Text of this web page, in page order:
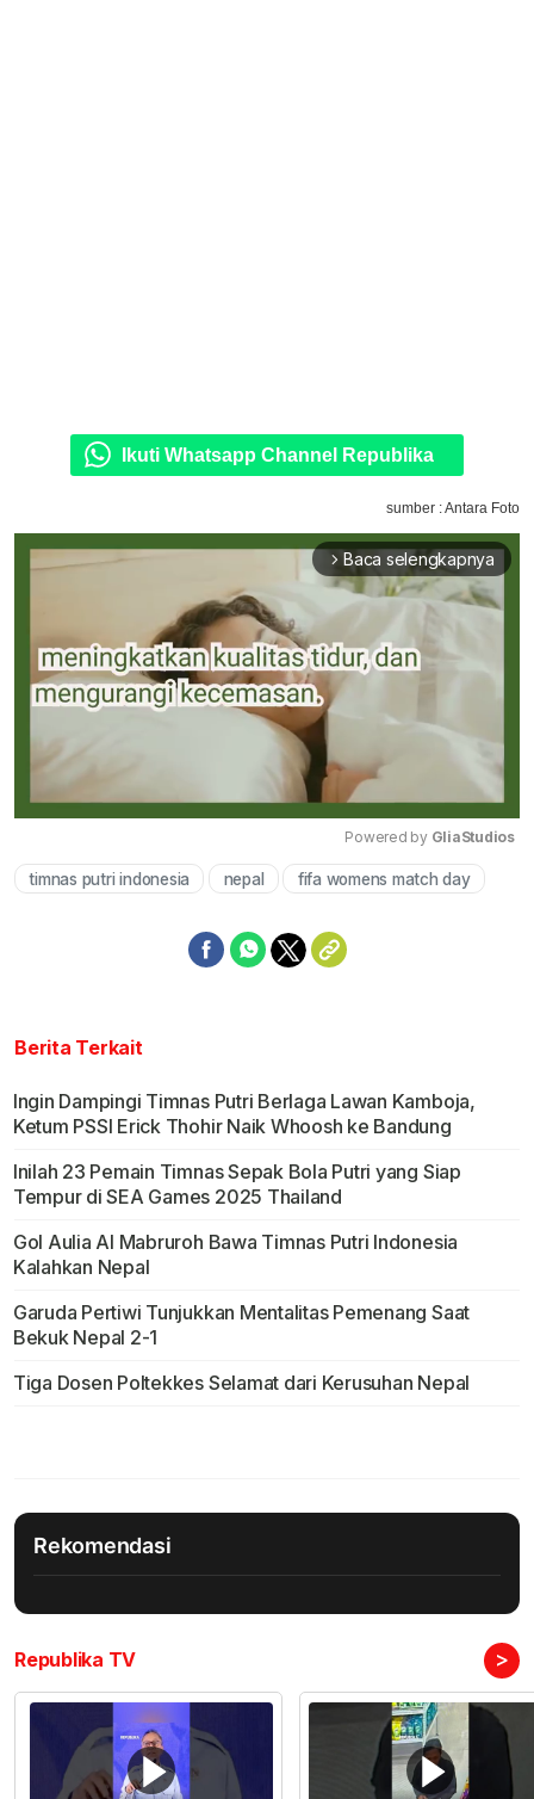
Ikuti Whatsapp Channel Republika
sumber : Antara Foto
arrow_forward_ios Baca selengkapnya
Mute
Powered by GliaStudios
timnas putri indonesia nepal fifa womens match day
Berita Terkait
Ingin Dampingi Timnas Putri Berlaga Lawan Kamboja,
Ketum PSSI Erick Thohir Naik Whoosh ke Bandung
Inilah 23 Pemain Timnas Sepak Bola Putri yang Siap
Tempur di SEA Games 2025 Thailand
Gol Aulia Al Mabruroh Bawa Timnas Putri Indonesia
Kalahkan Nepal
Garuda Pertiwi Tunjukkan Mentalitas Pemenang Saat
Bekuk Nepal 2-1
Tiga Dosen Poltekkes Selamat dari Kerusuhan Nepal
Rekomendasi
Republika TV >